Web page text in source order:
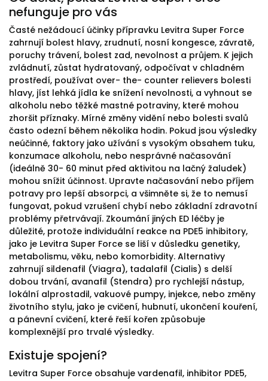
nefunguje pro vás
Časté nežádoucí účinky přípravku Levitra Super Force
zahrnují bolest hlavy, zrudnutí, nosní kongesce, závratě,
poruchy trávení, bolest zad, nevolnost a průjem. K jejich
zvládnutí, zůstat hydratovaný, odpočívat v chladném
prostředí, používat over- the- counter relievers bolesti
hlavy, jíst lehká jídla ke snížení nevolnosti, a vyhnout se
alkoholu nebo těžké mastné potraviny, které mohou
zhoršit příznaky. Mírné změny vidění nebo bolesti svalů
často odezní během několika hodin. Pokud jsou výsledky
neúčinné, faktory jako užívání s vysokým obsahem tuku,
konzumace alkoholu, nebo nesprávné načasování
(ideálně 30- 60 minut před aktivitou na lačný žaludek)
mohou snížit účinnost. Upravte načasování nebo příjem
potravy pro lepší absorpci, a všimněte si, že to nemusí
fungovat, pokud vzrušení chybí nebo základní zdravotní
problémy přetrvávají. Zkoumání jiných ED léčby je
důležité, protože individuální reakce na PDE5 inhibitory,
jako je Levitra Super Force se liší v důsledku genetiky,
metabolismu, věku, nebo komorbidity. Alternativy
zahrnují sildenafil (Viagra), tadalafil (Cialis) s delší
dobou trvání, avanafil (Stendra) pro rychlejší nástup,
lokální alprostadil, vakuové pumpy, injekce, nebo změny
životního stylu, jako je cvičení, hubnutí, ukončení kouření,
a pánevní cvičení, které řeší kořen způsobuje
komplexnější pro trvalé výsledky.
Existuje spojení?
Levitra Super Force obsahuje vardenafil, inhibitor PDE5,